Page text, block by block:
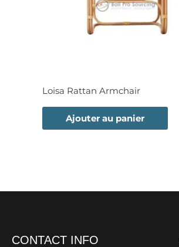
Loisa Rattan Armchair
Ajouter au panier
CONTACT INFO